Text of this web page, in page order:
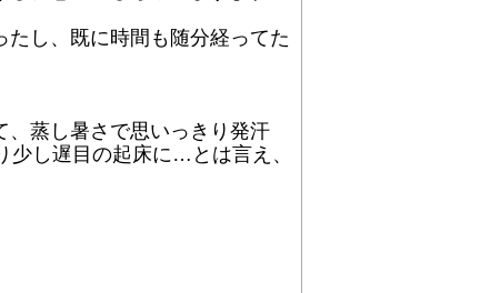
し、既に時間も随分経ってた
蒸し暑さで思いっきり発汗
し遅目の起床に…とは言え、